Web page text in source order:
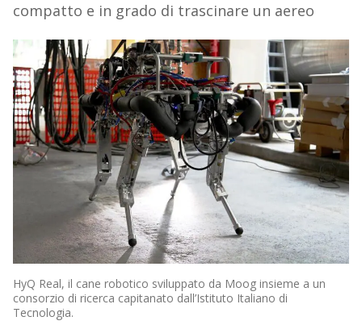
compatto e in grado di trascinare un aereo
HyQ Real, il cane robotico sviluppato da Moog insieme a un
consorzio di ricerca capitanato dall’Istituto Italiano di
Tecnologia.